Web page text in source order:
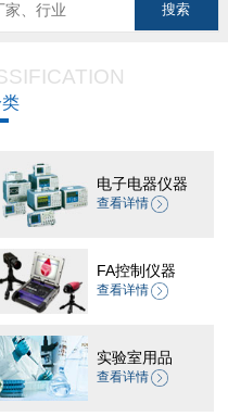
电子电器仪器
查看详情
FA控制仪器
查看详情
实验室用品
查看详情